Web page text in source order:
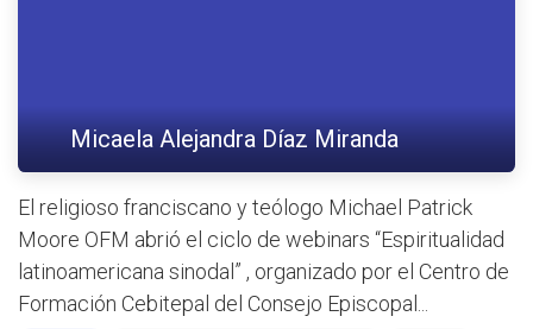
Micaela Alejandra Díaz Miranda
El religioso franciscano y teólogo Michael Patrick
Moore OFM abrió el ciclo de webinars “Espiritualidad
latinoamericana sinodal” , organizado por el Centro de
Formación Cebitepal del Consejo Episcopal...